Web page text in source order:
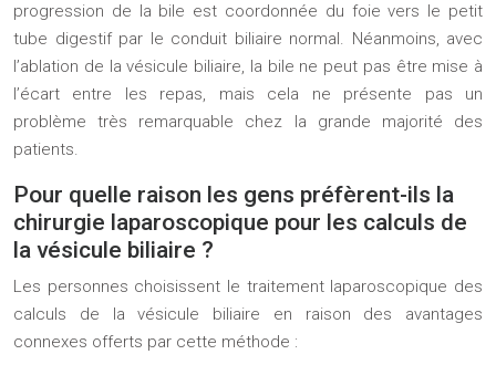
progression de la bile est coordonnée du foie vers le petit
tube digestif par le conduit biliaire normal. Néanmoins, avec
l’ablation de la vésicule biliaire, la bile ne peut pas être mise à
l’écart entre les repas, mais cela ne présente pas un
problème très remarquable chez la grande majorité des
patients.
Pour quelle raison les gens préfèrent-ils la
chirurgie laparoscopique pour les calculs de
la vésicule biliaire ?
Les personnes choisissent le traitement laparoscopique des
calculs de la vésicule biliaire en raison des avantages
connexes offerts par cette méthode :